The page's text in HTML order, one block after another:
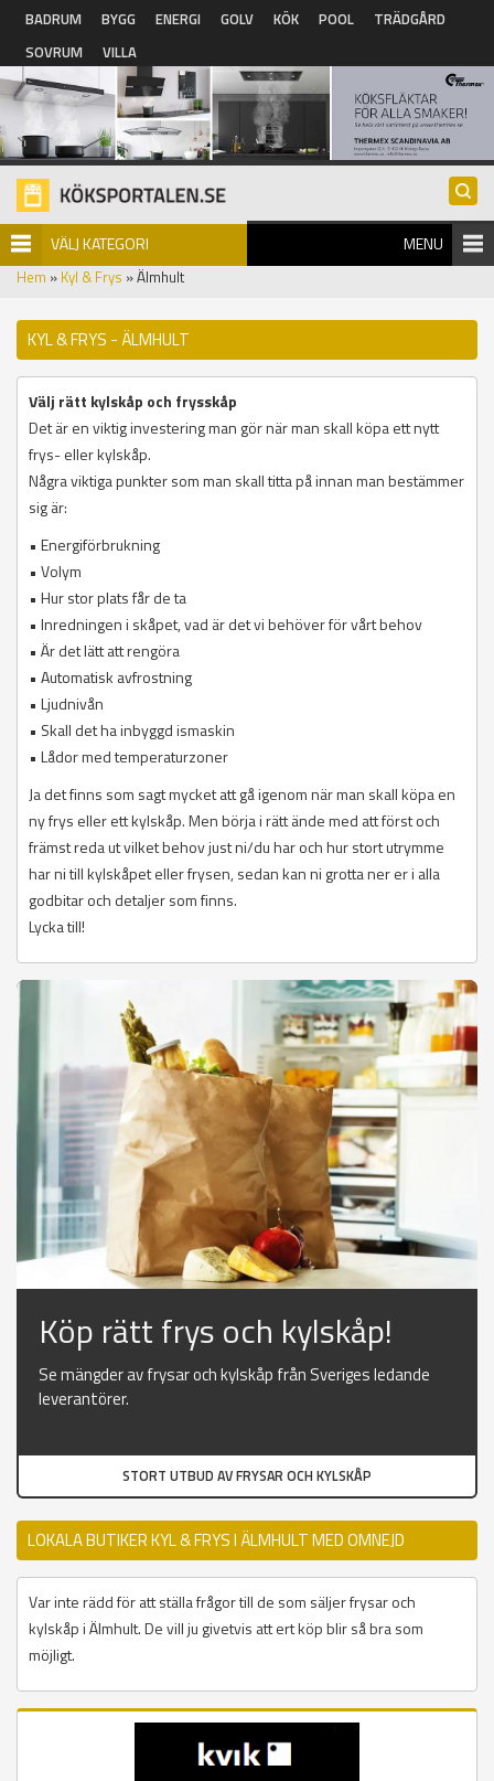
Hoppa till huvudinnehåll
BADRUM BYGG ENERGI GOLV KÖK POOL
TRÄDGÅRD
SOVRUM
VILLA
VÄLJ KATEGORI MENU
Hem » Kyl & Frys » Älmhult
KYL & FRYS - ÄLMHULT
Välj rätt kylskåp och frysskåp
Det är en viktig investering man gör när man skall köpa ett nytt
frys- eller kylskåp.
Några viktiga punkter som man skall titta på innan man bestämmer
sig är:
• Energiförbrukning
• Volym
• Hur stor plats får de ta
• Inredningen i skåpet, vad är det vi behöver för vårt behov
• Är det lätt att rengöra
• Automatisk avfrostning
• Ljudnivån
• Skall det ha inbyggd ismaskin
• Lådor med temperaturzoner
Ja det finns som sagt mycket att gå igenom när man skall köpa en
ny frys eller ett kylskåp. Men börja i rätt ände med att först och
främst reda ut vilket behov just ni/du har och hur stort utrymme
har ni till kylskåpet eller frysen, sedan kan ni grotta ner er i alla
godbitar och detaljer som finns.
Lycka till!
Köp rätt frys och kylskåp!
Se mängder av frysar och kylskåp från Sveriges ledande
leverantörer.
STORT UTBUD AV FRYSAR OCH KYLSKÅP
LOKALA BUTIKER KYL & FRYS I ÄLMHULT MED OMNEJD
Var inte rädd för att ställa frågor till de som säljer frysar och
kylskåp i Älmhult. De vill ju givetvis att ert köp blir så bra som
möjligt.